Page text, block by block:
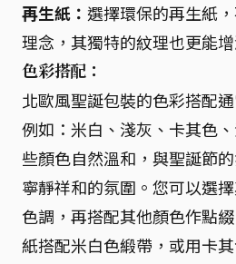
再生紙： 選擇環保的再生紙
理念，其獨特的紋理也更能
色彩搭配：
北歐風聖誕包裝的色彩搭配
例如：米白、淺灰、卡其色
些顏色自然溫和，與聖誕節
寧靜祥和的氛圍。您可以選
色調，再搭配其他顏色作點
紙搭配米白色緞帶，或用卡